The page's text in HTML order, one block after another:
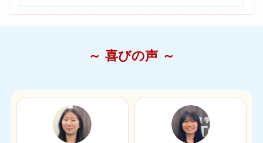
～ 喜びの声 ～